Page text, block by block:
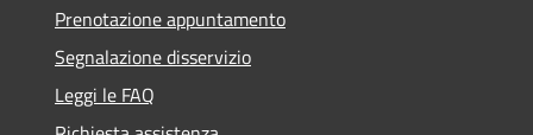
Prenotazione appuntamento
Segnalazione disservizio
Leggi le FAQ